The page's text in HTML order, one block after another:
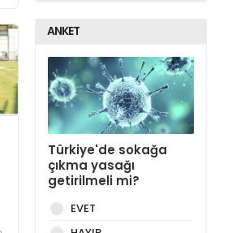
ANKET
Türkiye'de sokağa
çıkma yasağı
getirilmeli mi?
EVET